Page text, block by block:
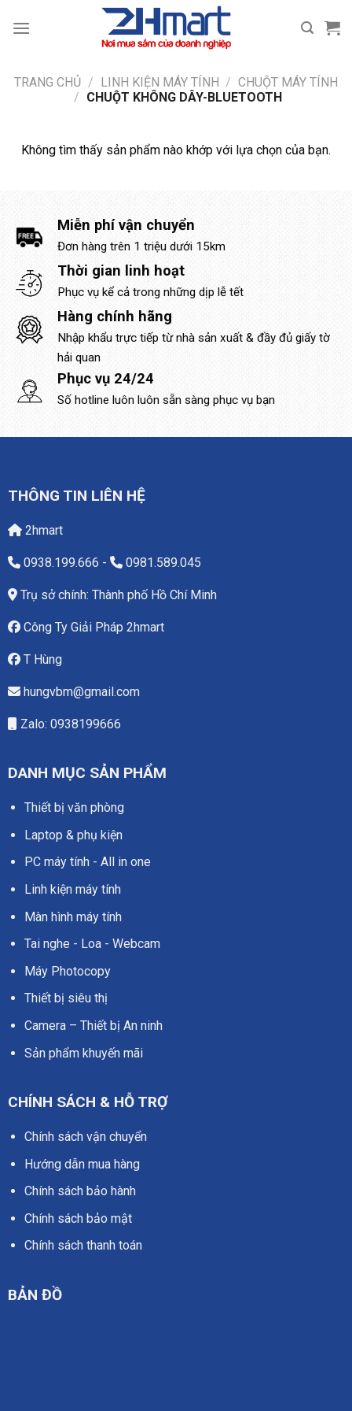
qua
TRANG CHỦ / LINH KIỆN MÁY TÍNH / CHUỘT MÁY TÍNH
/ CHUỘT KHÔNG DÂY-BLUETOOTH
Không tìm thấy sản phẩm nào khớp với lựa chọn của bạn.
Miễn phí vận chuyển
Đơn hàng trên 1 triệu dưới 15km
Thời gian linh hoạt
Phục vụ kể cả trong những dịp lễ tết
Hàng chính hãng
Nhập khẩu trực tiếp từ nhà sản xuất & đầy đủ giấy tờ
hải quan
Phục vụ 24/24
Số hotline luôn luôn sẵn sàng phục vụ bạn
THÔNG TIN LIÊN HỆ
2hmart
0938.199.666 - 0981.589.045
Trụ sở chính: Thành phố Hồ Chí Minh
Công Ty Giải Pháp 2hmart
T Hùng
hungvbm@gmail.com
Zalo: 0938199666
DANH MỤC SẢN PHẨM
Thiết bị văn phòng
Laptop & phụ kiện
PC máy tính - All in one
Linh kiện máy tính
Màn hình máy tính
Tai nghe - Loa - Webcam
Máy Photocopy
Thiết bị siêu thị
Camera – Thiết bị An ninh
Sản phẩm khuyến mãi
CHÍNH SÁCH & HỖ TRỢ
Chính sách vận chuyển
Hướng dẫn mua hàng
Chính sách bảo hành
Chính sách bảo mật
Chính sách thanh toán
BẢN ĐỒ